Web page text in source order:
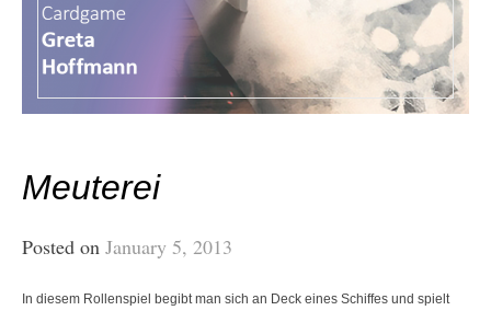
Meuterei
Posted on January 5, 2013
In diesem Rollenspiel begibt man sich an Deck eines Schiffes und spielt